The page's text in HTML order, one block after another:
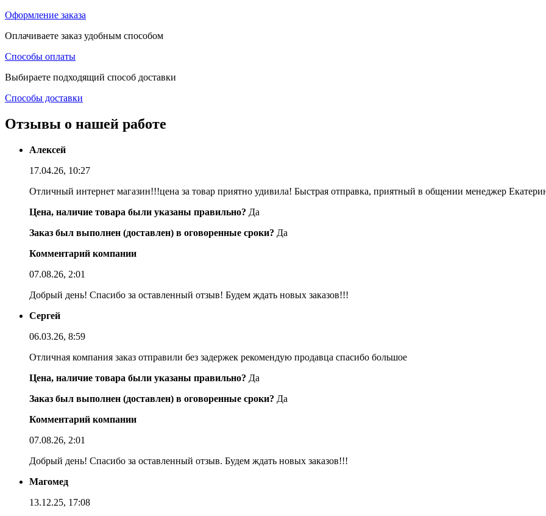
Оформление заказа
Оплачиваете заказ удобным способом
Способы оплаты
Выбираете подходящий способ доставки
Способы доставки
Отзывы о нашей работе
Алексей
17.04.26, 10:27
Отличный интернет магазин!!!цена за товар приятно удивила! Быстрая отправка, приятный в общении менеджер
Цена, наличие товара были указаны правильно? Да
Заказ был выполнен (доставлен) в оговоренные сроки? Да
Комментарий компании
07.08.26, 2:01
Добрый день! Спасибо за оставленный отзыв! Будем ждать новых заказов!!!
Сергей
06.03.26, 8:59
Отличная компания заказ отправили без задержек рекомендую продавца спасибо большое
Цена, наличие товара были указаны правильно? Да
Заказ был выполнен (доставлен) в оговоренные сроки? Да
Комментарий компании
07.08.26, 2:01
Добрый день! Спасибо за оставленный отзыв. Будем ждать новых заказов!!!
Магомед
13.12.25, 17:08